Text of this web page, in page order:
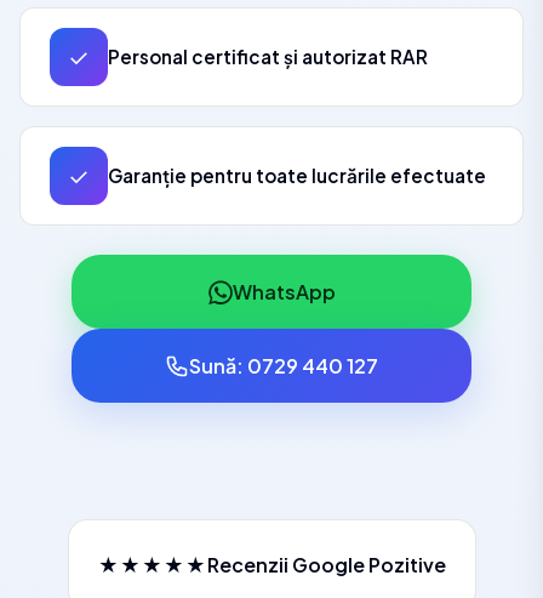
✓ Personal certificat și autorizat RAR
✓ Garanție pentru toate lucrările efectuate
WhatsApp
Sună: 0729 440 127
★★★★★Recenzii Google Pozitive